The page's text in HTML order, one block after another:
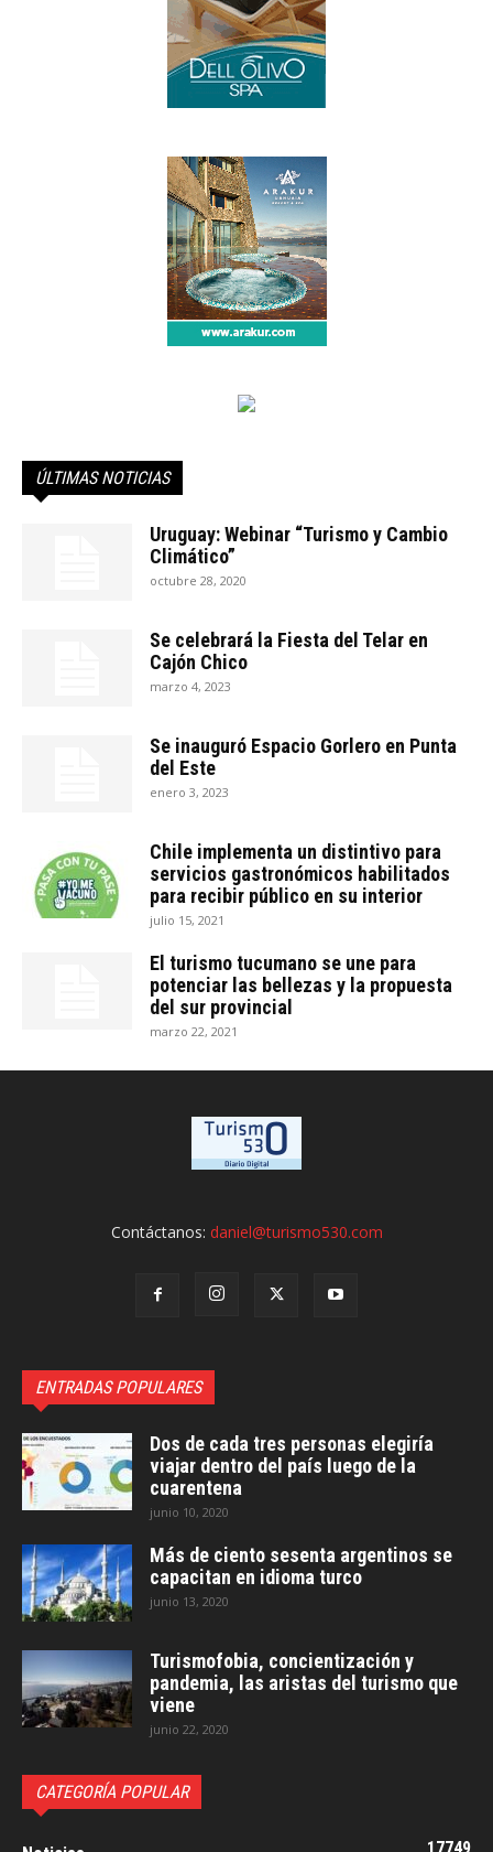
ÚLTIMAS NOTICIAS
Uruguay: Webinar “Turismo y Cambio
Climático”
octubre 28, 2020
Se celebrará la Fiesta del Telar en
Cajón Chico
marzo 4, 2023
Se inauguró Espacio Gorlero en Punta
del Este
enero 3, 2023
Chile implementa un distintivo para
servicios gastronómicos habilitados
para recibir público en su interior
julio 15, 2021
El turismo tucumano se une para
potenciar las bellezas y la propuesta
del sur provincial
marzo 22, 2021
Contáctanos: daniel@turismo530.com
ENTRADAS POPULARES
Dos de cada tres personas elegiría
viajar dentro del país luego de la
cuarentena
junio 10, 2020
Más de ciento sesenta argentinos se
capacitan en idioma turco
junio 13, 2020
Turismofobia, concientización y
pandemia, las aristas del turismo que
viene
junio 22, 2020
CATEGORÍA POPULAR
17749